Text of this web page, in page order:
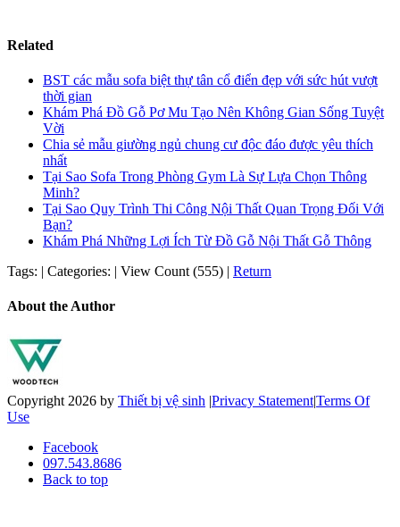
Related
BST các mẫu sofa biệt thự tân cổ điển đẹp với sức hút vượt
thời gian
Khám Phá Đồ Gỗ Pơ Mu Tạo Nên Không Gian Sống Tuyệt
Vời
Chia sẻ mẫu giường ngủ chung cư độc đáo được yêu thích
nhất
Tại Sao Sofa Trong Phòng Gym Là Sự Lựa Chọn Thông
Minh?
Tại Sao Quy Trình Thi Công Nội Thất Quan Trọng Đối Với
Bạn?
Khám Phá Những Lợi Ích Từ Đồ Gỗ Nội Thất Gỗ Thông
Tags: | Categories: | View Count (555) | Return
About the Author
Copyright 2026 by Thiết bị vệ sinh |Privacy Statement|Terms Of
Use
Facebook
097.543.8686
Back to top